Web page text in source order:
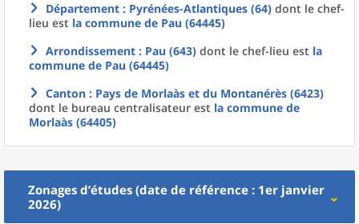
Département : Pyrénées-Atlantiques (64) dont le chef-
lieu est la commune de Pau (64445)
Arrondissement : Pau (643) dont le chef-lieu est la
commune de Pau (64445)
Canton : Pays de Morlaàs et du Montanérès (6423)
dont le bureau centralisateur est la commune de
Morlaàs (64405)
Zonages d’études (date de référence : 1er janvier
2026)